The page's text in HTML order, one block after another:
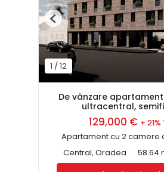
1 / 12
Previous
De vânzare
ultracentral,
129,000 € + 21%
Apartament cu 2 camere
Central, Oradea
58.64